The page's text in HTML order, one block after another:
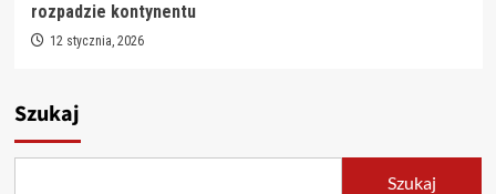
rozpadzie kontynentu
12 stycznia, 2026
Szukaj
Szukaj